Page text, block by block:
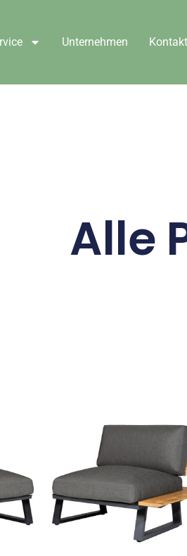
Unternehmen Kontakt
Alle